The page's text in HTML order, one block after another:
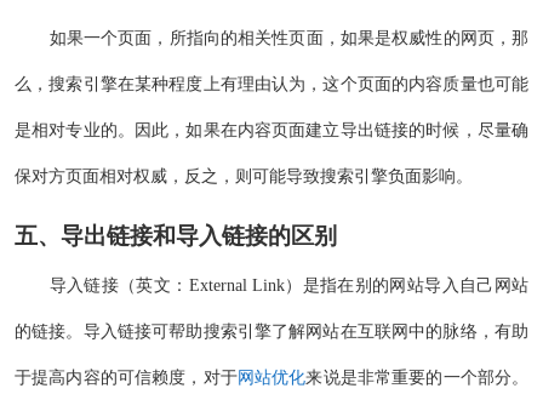
如果一个页面，所指向的相关性页面，如果是权威性的网页，那
么，搜索引擎在某种程度上有理由认为，这个页面的内容质量也可能
是相对专业的。因此，如果在内容页面建立导出链接的时候，尽量确
保对方页面相对权威，反之，则可能导致搜索引擎负面影响。
五、导出链接和导入链接的区别
导入链接（英文：External Link）是指在别的网站导入自己网站
的链接。导入链接可帮助搜索引擎了解网站在互联网中的脉络，有助
于提高内容的可信赖度，对于网站优化来说是非常重要的一个部分。